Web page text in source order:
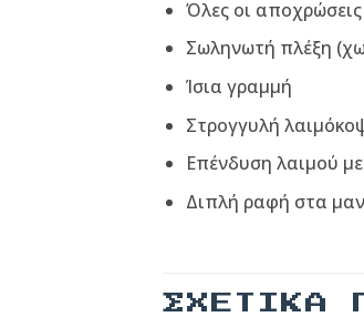
Όλες οι
Σωληνωτή πλέξη
Ίσια γραμμή
Στρογγυλή
Επένδυση λαιμού
Διπλή ραφή στα
ΣΧΕΤΙΚΆ